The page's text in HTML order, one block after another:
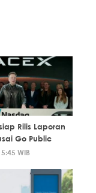
Rilis Laporan
Go Public
WIB